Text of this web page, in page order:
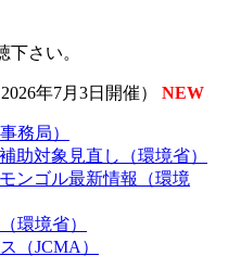
下さい。
年7月3日開催） NEW
務局）
助対象見直し（環境省）
ンゴル最新情報（環境
環境省）
（JCMA）